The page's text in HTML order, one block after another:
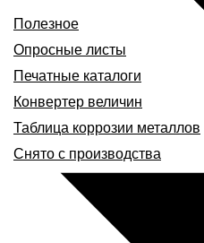
Полезное
Опросные листы
Печатные каталоги
Конвертер величин
Таблица коррозии металлов
Снято с производства